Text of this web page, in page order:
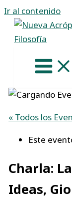
Ir al contenido
« Todos los
Este
Charla:
Ideas,